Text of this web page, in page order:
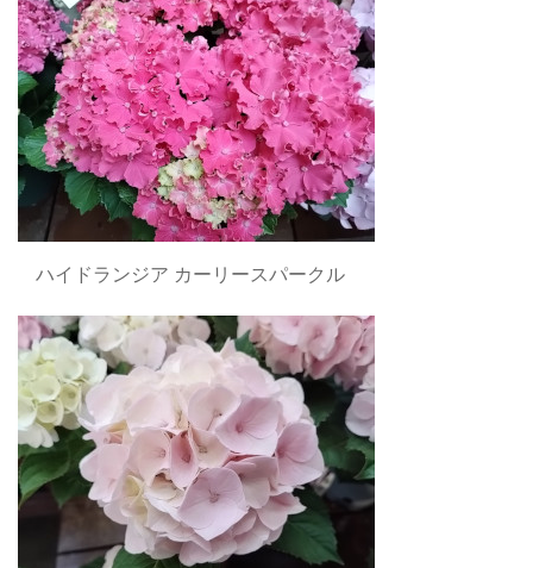
ハイドランジア カーリースパークル